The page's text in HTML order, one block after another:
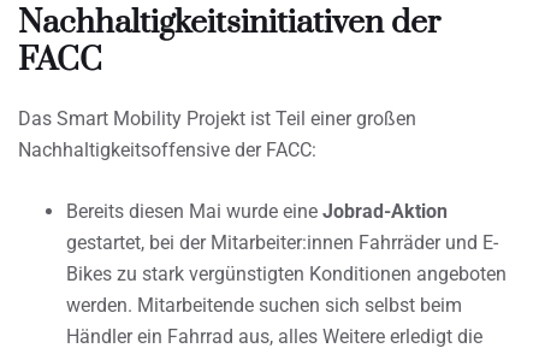
Nachhaltigkeitsinitiativen der
FACC
Das Smart Mobility Projekt ist Teil einer großen
Nachhaltigkeitsoffensive der FACC:
Bereits diesen Mai wurde eine Jobrad-Aktion
gestartet, bei der Mitarbeiter:innen Fahrräder und E-
Bikes zu stark vergünstigten Konditionen angeboten
werden. Mitarbeitende suchen sich selbst beim
Händler ein Fahrrad aus, alles Weitere erledigt die